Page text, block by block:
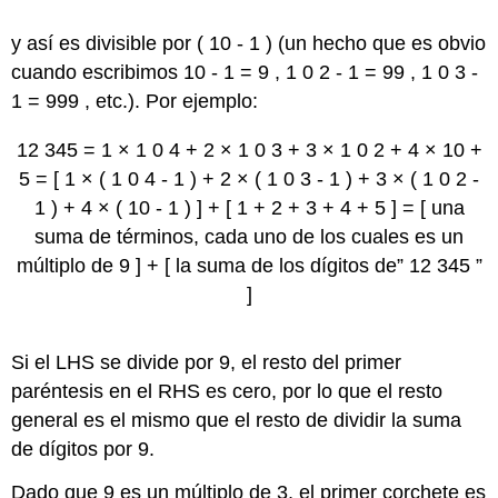
y así es divisible por ( 10 - 1 ) (un hecho que es obvio
cuando escribimos 10 - 1 = 9 , 1 0 2 - 1 = 99 , 1 0 3 -
1 = 999 , etc.). Por ejemplo:
12 345 = 1 × 1 0 4 + 2 × 1 0 3 + 3 × 1 0 2 + 4 × 10 +
5 = [ 1 × ( 1 0 4 - 1 ) + 2 × ( 1 0 3 - 1 ) + 3 × ( 1 0 2 -
1 ) + 4 × ( 10 - 1 ) ] + [ 1 + 2 + 3 + 4 + 5 ] = [ una
suma de términos, cada uno de los cuales es un
múltiplo de 9 ] + [ la suma de los dígitos de” 12 345 ”
]
Si el LHS se divide por 9, el resto del primer
paréntesis en el RHS es cero, por lo que el resto
general es el mismo que el resto de dividir la suma
de dígitos por 9.
Dado que 9 es un múltiplo de 3, el primer corchete es